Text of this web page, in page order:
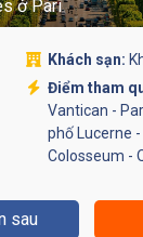
ở Pari
Khách sạn:
Điểm tham
Vantican -
phố Lucerne
Colosseum -
sau